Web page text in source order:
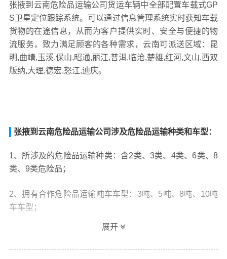
张掖到云南危险品运输公司货运车辆中全部配置车载式GP
S卫星定位跟踪系统。可以通过信息管理系统实时获知车载
货物的在途信息，从而为客户提供实时、安全与便捷的物
流服务，致力满足顾客的各种需求，云南可派送区域：昆
明,曲靖,玉溪,保山,昭通,丽江,普洱,临沧,楚雄,红河,文山,西双
版纳,大理,德宏,怒江,迪庆。
张掖到云南危险品运输公司涉及危险品运输种类和车型：
1、所涉及的危险品运输种类：含2类、3类、4类、6类、8
类、9类危险品；
2、拥有合作危险品运输吨车车型：3吨、5吨、8吨、10吨
车车型；
3、拥有合作危险品运输拖车车型：20尺短拖、40尺长
展开